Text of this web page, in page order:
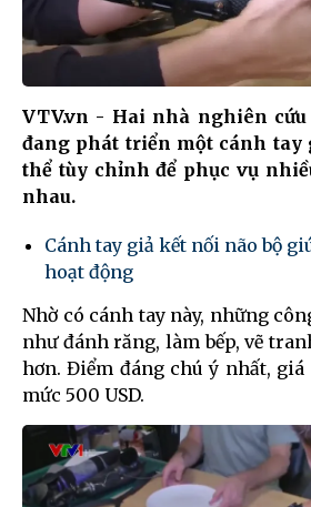
VTV.vn - Hai nhà nghiên
đang phát triển một cánh tay
thể tùy chỉnh để phục vụ
nhau.
Cánh tay giả kết nối não bộ
hoạt động
Nhờ có cánh tay này, những
như đánh răng, làm bếp, vẽ
hơn. Điểm đáng chú ý nhất, giá
mức 500 USD.